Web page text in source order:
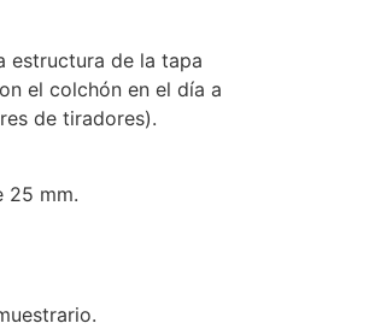
estructura de la tapa
el colchón en el día a
de tiradores).
25 mm.